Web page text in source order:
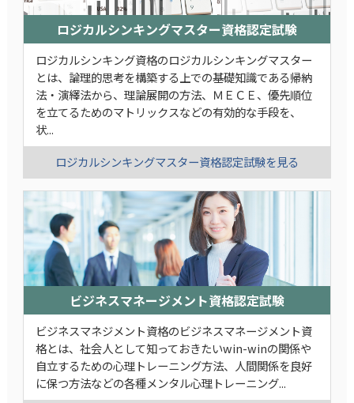
ロジカルシンキングマスター資格認定試験
ロジカルシンキング資格のロジカルシンキングマスター
とは、論理的思考を構築する上での基礎知識である帰納
法・演繹法から、理論展開の方法、ＭＥＣＥ、優先順位
を立てるためのマトリックスなどの有効的な手段を、
状...
ロジカルシンキングマスター資格認定試験を見る
ビジネスマネージメント資格認定試験
ビジネスマネジメント資格のビジネスマネージメント資
格とは、社会人として知っておきたいwin-winの関係や
自立するための心理トレーニング方法、人間関係を良好
に保つ方法などの各種メンタル心理トレーニング...